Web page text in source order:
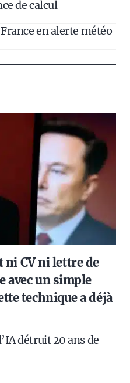
de calcul
en alerte météo
ni CV ni lettre de
avec un simple
technique a déjà
détruit 20 ans de